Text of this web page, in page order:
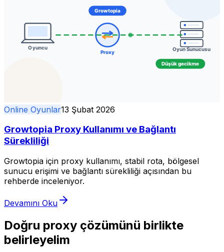
Online Oyunlar13 Şubat 2026
Growtopia Proxy Kullanımı ve Bağlantı
Sürekliliği
Growtopia için proxy kullanımı, stabil rota, bölgesel
sunucu erişimi ve bağlantı sürekliliği açısından bu
rehberde inceleniyor.
Devamını Oku
Doğru proxy çözümünü birlikte
belirleyelim